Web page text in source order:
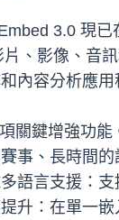
3.0 現
、影像、音
內容分析應用
關鍵增強功
事、長時間
語言支援：
升：在單一